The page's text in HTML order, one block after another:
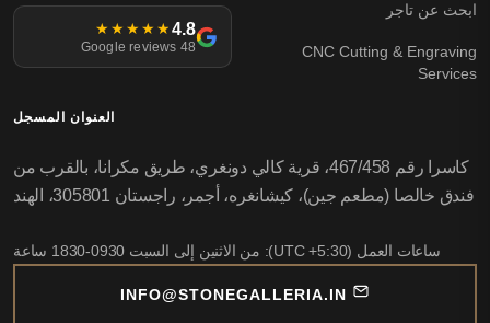
ابحث عن تاجر
CNC Cutting & Engraving
Services
4.8
★★★★★
48 Google reviews
العنوان المسجل
كاسرا رقم 467/458، قرية كالي دونغري، طريق مكرانا، بالقرب من
فندق خالصا (مطعم جين)، كيشانغره، أجمر، راجستان 305801، الهند
ساعات العمل (UTC +5:30): من الاثنين إلى السبت 0930-1830 ساعة
INFO@STONEGALLERIA.IN